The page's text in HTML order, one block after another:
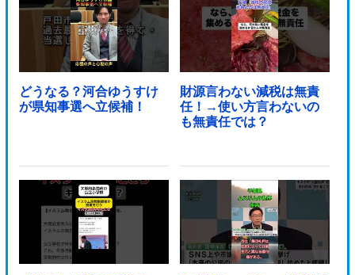
どうなる？河合ゆうすけ
が県知事選へ立候補！
財源言わない減税は無責
任！→使い方言わないの
も無責任では？